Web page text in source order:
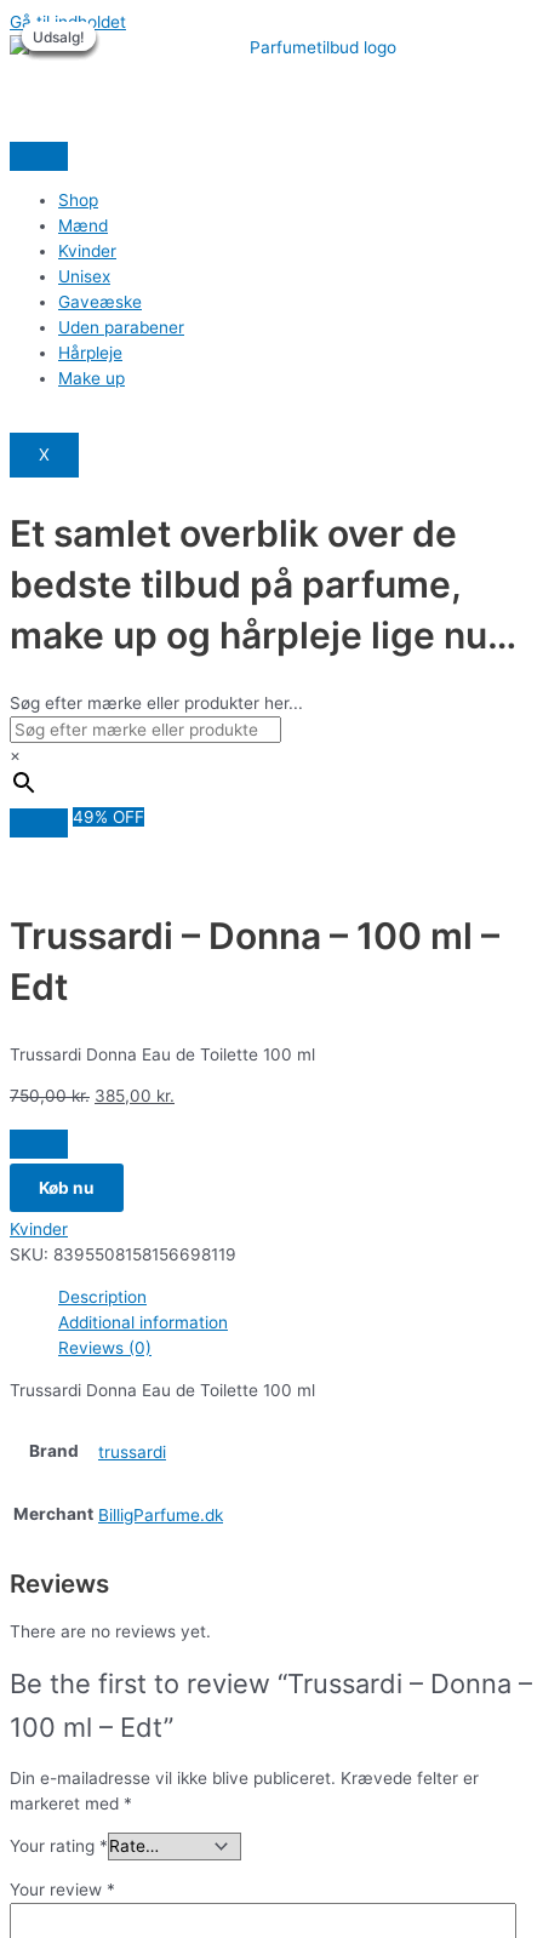
Gå til indholdet
Shop
Mænd
Kvinder
Unisex
Gaveæske
Uden parabener
Hårpleje
Make up
X
Et samlet overblik over de
bedste tilbud på parfume,
make up og hårpleje lige nu…
Søg efter mærke eller produkter her...
×
49% OFF
Trussardi – Donna – 100 ml –
Edt
Trussardi Donna Eau de Toilette 100 ml
750,00kr. 385,00 kr.
Køb nu
Kvinder
SKU: 8395508158156698119
Description
Additional information
Reviews (0)
Trussardi Donna Eau de Toilette 100 ml
Brand trussardi
Merchant BilligParfume.dk
Reviews
There are no reviews yet.
Be the first to review “Trussardi – Donna –
100 ml – Edt”
Din e-mailadresse vil ikke blive publiceret. Krævede felter er
markeret med *
Your rating *
Your review *
Udsalg!
Udsalg!
Udsalg!
Udsalg!
Udsalg!
Udsalg!